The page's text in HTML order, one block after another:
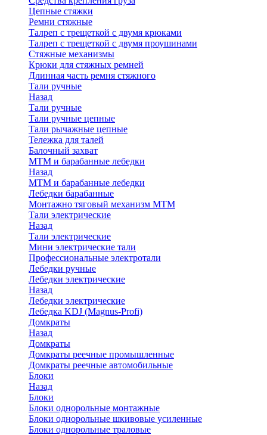
Цепные стяжки
Ремни стяжные
Талреп с трещеткой с двумя крюками
Талреп с трещеткой с двумя проушинами
Стяжные механизмы
Крюки для стяжных ремней
Длинная часть ремня стяжного
Тали ручные
Назад
Тали ручные
Тали ручные цепные
Тали рычажные цепные
Тележка для талей
Балочный захват
МТМ и барабанные лебедки
Назад
МТМ и барабанные лебедки
Лебедки барабанные
Монтажно тяговый механизм МТМ
Тали электрические
Назад
Тали электрические
Мини электрические тали
Профессиональные электротали
Лебедки ручные
Лебедки электрические
Назад
Лебедки электрические
Лебедка KDJ (Magnus-Profi)
Домкраты
Назад
Домкраты
Домкраты реечные промышленные
Домкраты реечные автомобильные
Блоки
Назад
Блоки
Блоки однорольные монтажные
Блоки однорольные шкивовые усиленные
Блоки однорольные траловые